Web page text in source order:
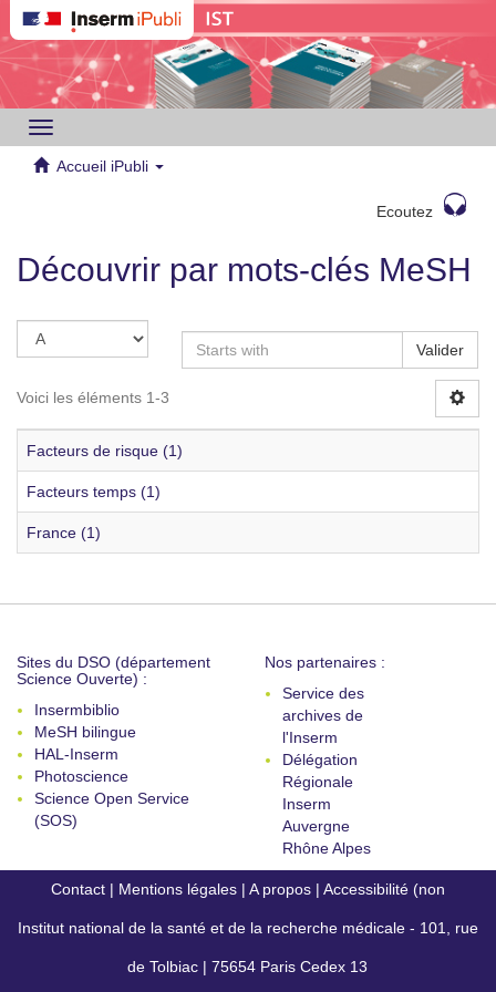
Toggle
navigation
Accueil iPubli
Ecoutez
Découvrir par mots-clés MeSH
Valider
Voici les éléments 1-3
Facteurs de risque (1)
Facteurs temps (1)
France (1)
Sites du DSO (département
Science Ouverte) :
Insermbiblio
MeSH bilingue
HAL-Inserm
Photoscience
Science Open Service
(SOS)
Nos partenaires :
Service des
archives de
l'Inserm
Délégation
Régionale
Inserm
Auvergne
Rhône Alpes
Contact | Mentions légales | A propos | Accessibilité (non
conforme)
Institut national de la santé et de la recherche médicale - 101, rue
de Tolbiac | 75654 Paris Cedex 13